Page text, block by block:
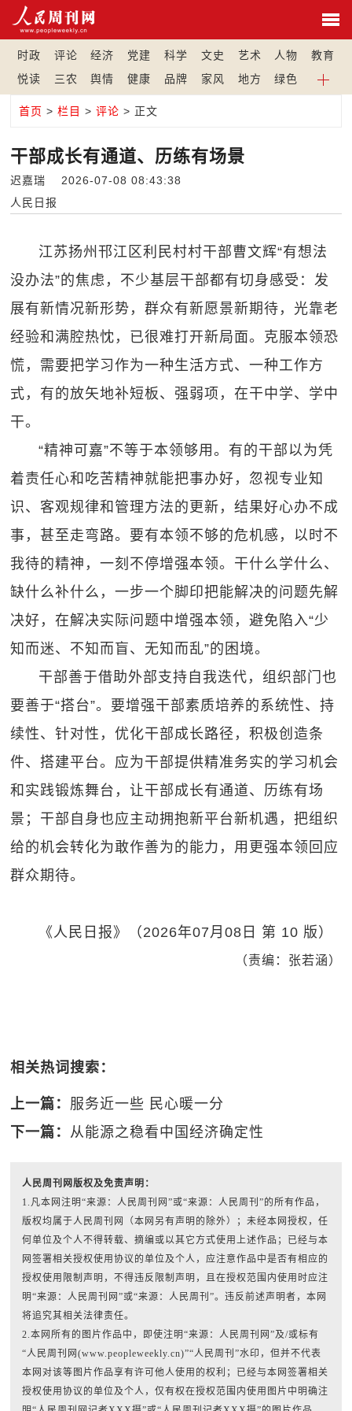
时政 评论 经济 党建 科学 文史 艺术 人物
教育
悦读
三农 舆情 健康 品牌 家风 地方 绿色
首页 >栏目 >评论 > 正文
干部成长有通道、历练有场景
迟嘉瑞 2026-07-08 08:43:38
人民日报
江苏扬州邗江区利民村村干部曹文辉“有想法
没办法”的焦虑，不少基层干部都有切身感受：发
展有新情况新形势，群众有新愿景新期待，光靠老
经验和满腔热忱，已很难打开新局面。克服本领恐
慌，需要把学习作为一种生活方式、一种工作方
式，有的放矢地补短板、强弱项，在干中学、学中
干。
“精神可嘉”不等于本领够用。有的干部以为凭
着责任心和吃苦精神就能把事办好，忽视专业知
识、客观规律和管理方法的更新，结果好心办不成
事，甚至走弯路。要有本领不够的危机感，以时不
我待的精神，一刻不停增强本领。干什么学什么、
缺什么补什么，一步一个脚印把能解决的问题先解
决好，在解决实际问题中增强本领，避免陷入“少
知而迷、不知而盲、无知而乱”的困境。
干部善于借助外部支持自我迭代，组织部门也
要善于“搭台”。要增强干部素质培养的系统性、持
续性、针对性，优化干部成长路径，积极创造条
件、搭建平台。应为干部提供精准务实的学习机会
和实践锻炼舞台，让干部成长有通道、历练有场
景；干部自身也应主动拥抱新平台新机遇，把组织
给的机会转化为敢作善为的能力，用更强本领回应
群众期待。
《人民日报》（2026年07月08日 第 10 版）
（责编：张若涵）
相关热词搜索：
上一篇： 服务近一些 民心暖一分
下一篇： 从能源之稳看中国经济确定性
人民周刊网版权及免责声明：
1.凡本网注明“来源：人民周刊网”或“来源：人民周刊”的所有作品，
版权均属于人民周刊网（本网另有声明的除外）；未经本网授权，任
何单位及个人不得转载、摘编或以其它方式使用上述作品；已经与本
网签署相关授权使用协议的单位及个人，应注意作品中是否有相应的
授权使用限制声明，不得违反限制声明，且在授权范围内使用时应注
明“来源：人民周刊网”或“来源：人民周刊”。违反前述声明者，本网
将追究其相关法律责任。
2.本网所有的图片作品中，即使注明“来源：人民周刊网”及/或标有
“人民周刊网(www.peopleweekly.cn)”“人民周刊”水印，但并不代表
本网对该等图片作品享有许可他人使用的权利；已经与本网签署相关
授权使用协议的单位及个人，仅有权在授权范围内使用图片中明确注